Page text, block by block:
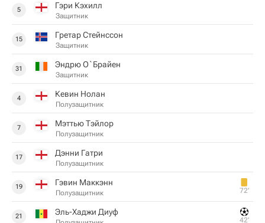
5 Гэри Кэхилл
Защитник
15 Гретар Стейнссон
Защитник
31 Эндрю О`Брайен
Защитник
4 Кевин Нолан
Полузащитник
7 Мэттью Тэйлор
Полузащитник
17 Дэнни Гатри
Полузащитник
19 Гэвин Маккэнн
Полузащитник 72‎’‎
21 Эль-Хаджи Диуф
42‎’‎